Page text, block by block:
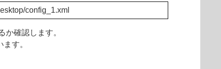
config_1.xml
確認します。
す。